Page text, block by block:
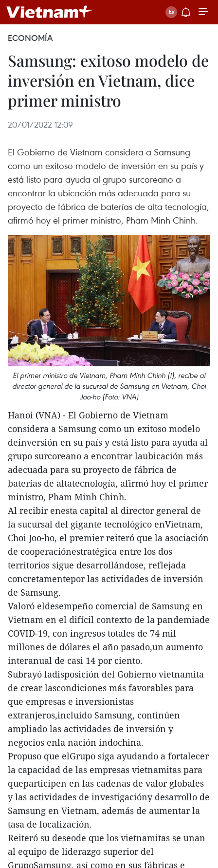
ECONOMÍA
Samsung: exitoso modelo de
inversión en Vietnam, dice
primer ministro
20/01/2022 12:09
El Gobierno de Vietnam considera a Samsung
como un exitoso modelo de inversión en su país y
está listo para ayuda al grupo surcoreano a
encontrar la ubicación más adecuada para su
proyecto de fábrica de baterías de alta tecnología,
afirmó hoy el primer ministro, Pham Minh Chinh.
El primer ministro de Vietnam, Pham Minh Chinh (I), recibe al
director general de la sucursal de Samsung en Vietnam, Choi
Joo-ho (Foto: VNA)
Hanoi (VNA) - El Gobierno de Vietnam
considera a Samsung como un exitoso modelo
deinversión en su país y está listo para ayuda al
grupo surcoreano a encontrar laubicación más
adecuada para su proyecto de fábrica de
baterías de altatecnología, afirmó hoy el primer
ministro, Pham Minh Chinh.
Al recibir enesta capital al director general de
la sucursal del gigante tecnológico enVietnam,
Choi Joo-ho, el premier reiteró que la asociación
de cooperaciónestratégica entre los dos
territorios sigue desarrollándose, reflejada
concretamentepor las actividades de inversión
de Samsung.
Valoró eldesempeño comercial de Samsung en
Vietnam en el difícil contexto de la pandemiade
COVID-19, con ingresos totales de 74 mil
millones de dólares el año pasado,un aumento
interanual de casi 14 por ciento.
Subrayó ladisposición del Gobierno vietnamita
de crear lascondiciones más favorables para
que empresas e inversionistas
extranjeros,incluido Samsung, continúen
ampliado las actividades de inversión y
negocios enla nación indochina.
Propuso que elGrupo siga ayudando a fortalecer
la capacidad de las empresas vietnamitas para
queparticipen en las cadenas de valor globales
y las actividades de investigacióny desarrollo de
Samsung en Vietnam, además de aumentar la
tasa de localización.
Reiteró su deseode que los vietnamitas se unan
al equipo de liderazgo superior del
GrupoSamsung, así como en sus fábricas e